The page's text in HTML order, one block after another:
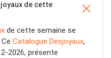
de cette
de cette semaine se
Catalogue Desjoyaux,
2026, présente